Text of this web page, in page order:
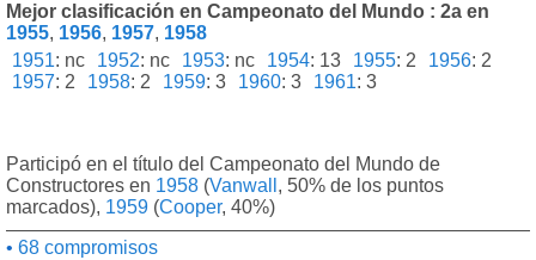
Mejor clasificación en Campeonato del Mundo : 2a en
1955, 1956, 1957, 1958
1951: nc 1952: nc 1953: nc 1954: 13 1955: 2 1956: 2
1957: 2 1958: 2 1959: 3 1960: 3 1961: 3
Participó en el título del Campeonato del Mundo de
Constructores en 1958 (Vanwall , 50% de los puntos
marcados), 1959 (Cooper, 40%)
68 compromisos